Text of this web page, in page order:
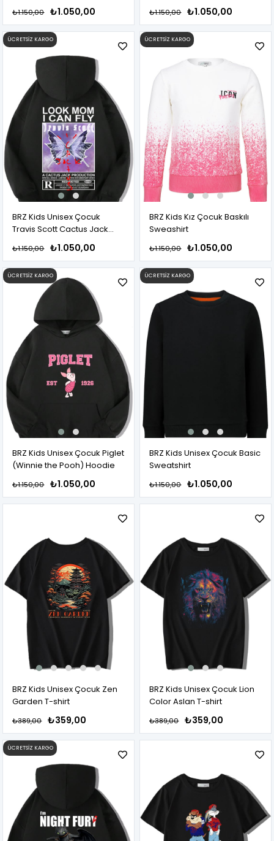
₺1.050,00
₺1.150,00 ₺1.050,00
₺1.150,00
BRZ Kids Unisex Çocuk
Travis Scott Cactus Jack
₺1.050,00
₺1.150,00
ÜCRETSIZ KARGO
BRZ Kids Kız Çocuk Baskılı
Sweashirt
₺1.050,00
₺1.150,00
ÜCRETSIZ KARGO
BRZ Kids Unisex Çocuk Piglet
(Winnie the Pooh) Hoodie
₺1.050,00
₺1.150,00
ÜCRETSIZ KARGO
BRZ Kids Unisex Çocuk Basic
Sweatshirt
₺1.050,00
₺1.150,00
ÜCRETSIZ KARGO
BRZ Kids Unisex Çocuk Zen
Garden T-shirt
₺359,00
₺389,00
BRZ Kids Unisex Çocuk Lion
Color Aslan T-shirt
₺359,00
₺389,00
ÜCRETSIZ KARGO